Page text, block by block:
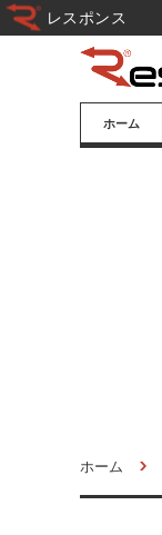
ホーム
ホーム
レスポンス